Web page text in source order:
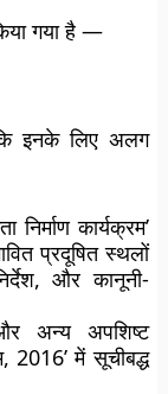
गया है —
इनके लिए अलग
कार्यक्रम’
प्रदूषित स्थलों
और कानूनी-
अन्य अपशिष्ट
2016’ में सूचीबद्ध